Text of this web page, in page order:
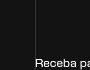
Receba